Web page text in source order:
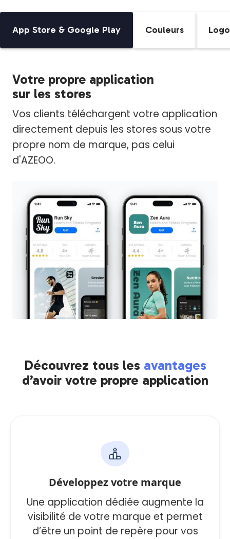
App Store & Google Play Couleurs Logo
Votre propre application
sur les stores
Vos clients téléchargent votre application
directement depuis les stores sous votre
propre nom de marque, pas celui
d'AZEOO.​
Découvrez tous les avantages
d’avoir votre propre application
Développez votre marque
Une application dédiée augmente la
visibilité de votre marque et permet
d’être un point de repère pour vos